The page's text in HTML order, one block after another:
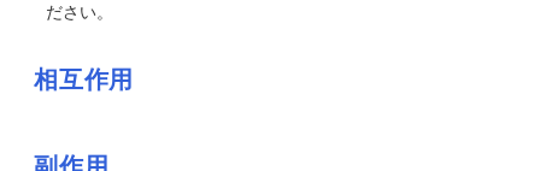
ださい。
相互作用